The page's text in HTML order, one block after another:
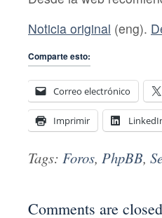
Noticia original (eng).
Comparte esto:
Correo electrónico
Imprimir
Tags: Foros, PhpBB,
Comments are